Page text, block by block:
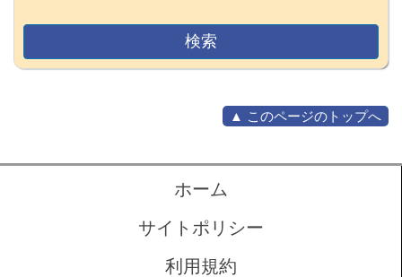
▲ このページのトップへ
ホーム
サイトポリシー
利用規約